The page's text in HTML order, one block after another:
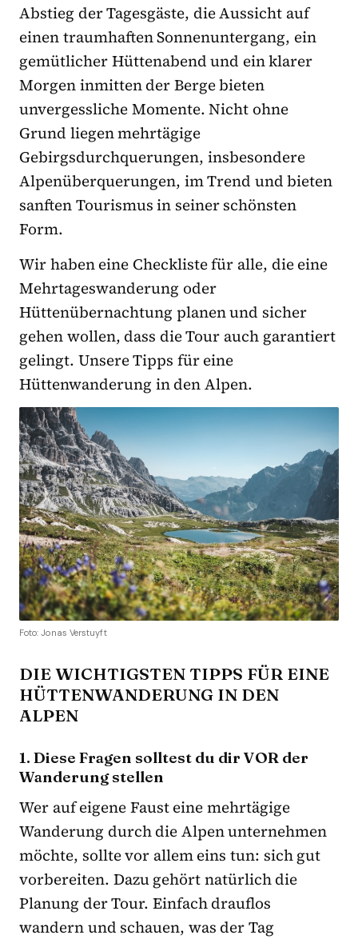
Abstieg der Tagesgäste, die Aussicht auf
einen traumhaften Sonnenuntergang, ein
gemütlicher Hüttenabend und ein klarer
Morgen inmitten der Berge bieten
unvergessliche Momente. Nicht ohne
Grund liegen mehrtägige
Gebirgsdurchquerungen, insbesondere
Alpenüberquerungen, im Trend und bieten
sanften Tourismus in seiner schönsten
Form.
Wir haben eine Checkliste für alle, die eine
Mehrtageswanderung oder
Hüttenübernachtung planen und sicher
gehen wollen, dass die Tour auch garantiert
gelingt. Unsere Tipps für eine
Hüttenwanderung in den Alpen.
Foto: Jonas Verstuyft
DIE WICHTIGSTEN TIPPS FÜR EINE
HÜTTENWANDERUNG IN DEN
ALPEN
1. Diese Fragen solltest du dir VOR der
Wanderung stellen
Wer auf eigene Faust eine mehrtägige
Wanderung durch die Alpen unternehmen
möchte, sollte vor allem eins tun: sich gut
vorbereiten. Dazu gehört natürlich die
Planung der Tour. Einfach drauflos
wandern und schauen, was der Tag